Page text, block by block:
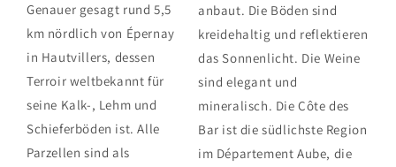
Genauer gesagt rund 5,5
km nördlich von Épernay
in Hautvillers, dessen
Terroir weltbekannt für
seine Kalk-, Lehm und
Schieferböden ist. Alle
Parzellen sind als
anbaut. Die Böden sind
kreidehaltig und reflektieren
das Sonnenlicht. Die Weine
sind elegant und
mineralisch. Die Côte des
Bar ist die südlichste Region
im Département Aube, die